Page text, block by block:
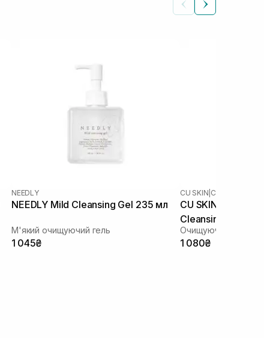
NEEDLY
NEEDLY Mild Cleansing Gel 235 мл
М'який очищуючий гель
1 045₴
CU SKIN CU
CU SKIN
Cleansing Gel
Очищуюча гель-
1 080₴